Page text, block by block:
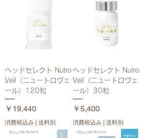
ヘッドセレクト Nutro
Veil（ニュートロヴェ
ール）120粒
価格
￥19,440
消費税込み | 送料別
ヘッドセレクト Nutro
Veil（ニュートロヴェ
ール）30粒
価格
￥5,400
消費税込み | 送料別